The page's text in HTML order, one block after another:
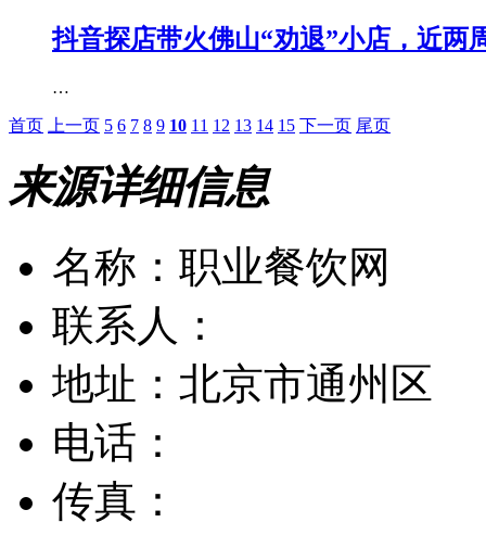
抖音探店带火佛山“劝退”小店，近
…
首页 上一页 5 6 7 8 9 10 11 12 13 14 15 下一页 尾页
来源详细信息
名称：职业餐饮网
联系人：
地址：北京市通州区
电话：
传真：